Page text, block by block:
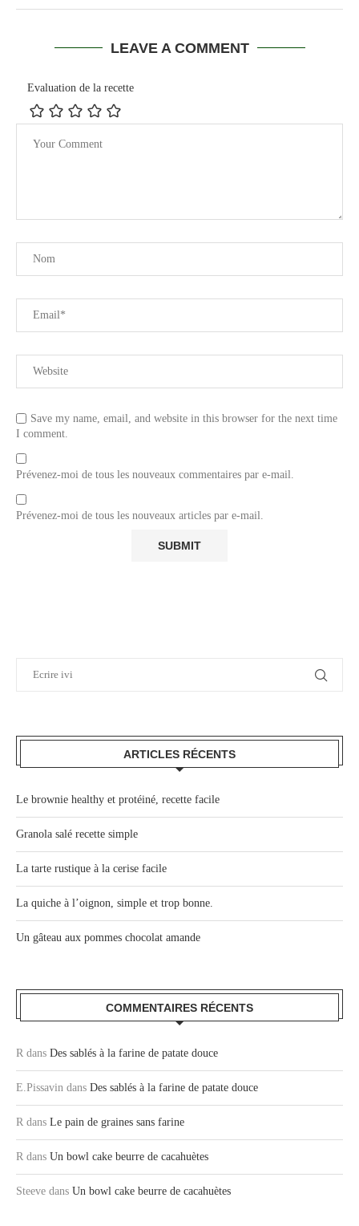
LEAVE A COMMENT
Evaluation de la recette
Save my name, email, and website in this browser for the next time
I comment.
Prévenez-moi de tous les nouveaux commentaires par e-mail.
Prévenez-moi de tous les nouveaux articles par e-mail.
ARTICLES RÉCENTS
Le brownie healthy et protéiné, recette facile
Granola salé recette simple
La tarte rustique à la cerise facile
La quiche à l’oignon, simple et trop bonne.
Un gâteau aux pommes chocolat amande
COMMENTAIRES RÉCENTS
R dans Des sablés à la farine de patate douce
E.Pissavin dans Des sablés à la farine de patate douce
R dans Le pain de graines sans farine
R dans Un bowl cake beurre de cacahuètes
Steeve dans Un bowl cake beurre de cacahuètes